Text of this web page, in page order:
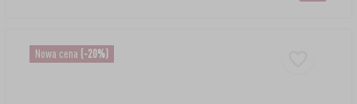
Nowa cena (-20%)